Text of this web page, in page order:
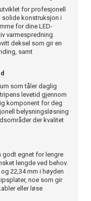
for profesjonell
solide konstruksjon i
for dine LED-
varmespredning.
deksel som gir en
samt
som tåler daglig
levetid gjennom
komponent for deg
belysningsløsning
der kvalitet
godt egnet for lengre
lengde ved behov.
22,34 mm i høyden
noe som gir
eller løse